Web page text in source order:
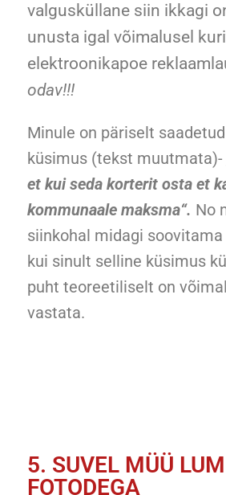
valgusküllane siin ikkagi
unusta igal võimalusel
elektroonikapoe
odav!!!
Minule on päriselt
küsimus (tekst muutmata)-
et kui seda korterit osta et
kommunaale maksma“. No
siinkohal midagi soovitama
kui sinult selline küsimus
puht teoreetiliselt on
vastata.
5. SUVEL MÜÜ
FOTODEGA